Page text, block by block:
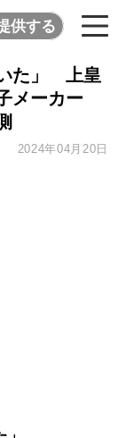
供する
いた」 上皇
メーカー
2024年04月20日